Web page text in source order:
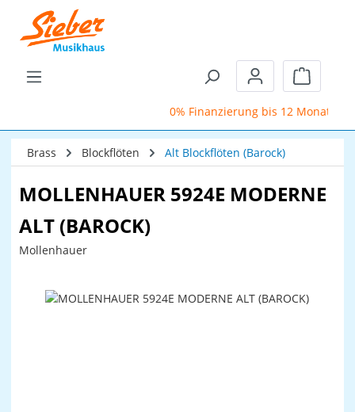
Zum Hauptinhalt springen
0% Finanzierung bis 12 Monate
Brass Blockflöten Alt Blockflöten (Barock)
MOLLENHAUER 5924E MODERNE
ALT (BAROCK)
Mollenhauer
Bildergalerie überspringen